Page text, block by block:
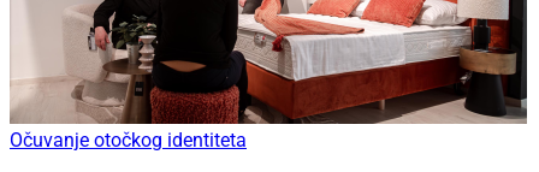
Očuvanje otočkog identiteta